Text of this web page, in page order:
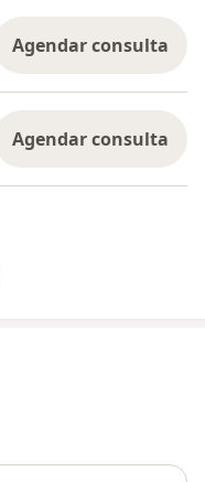
Agendar consulta
Agendar consulta